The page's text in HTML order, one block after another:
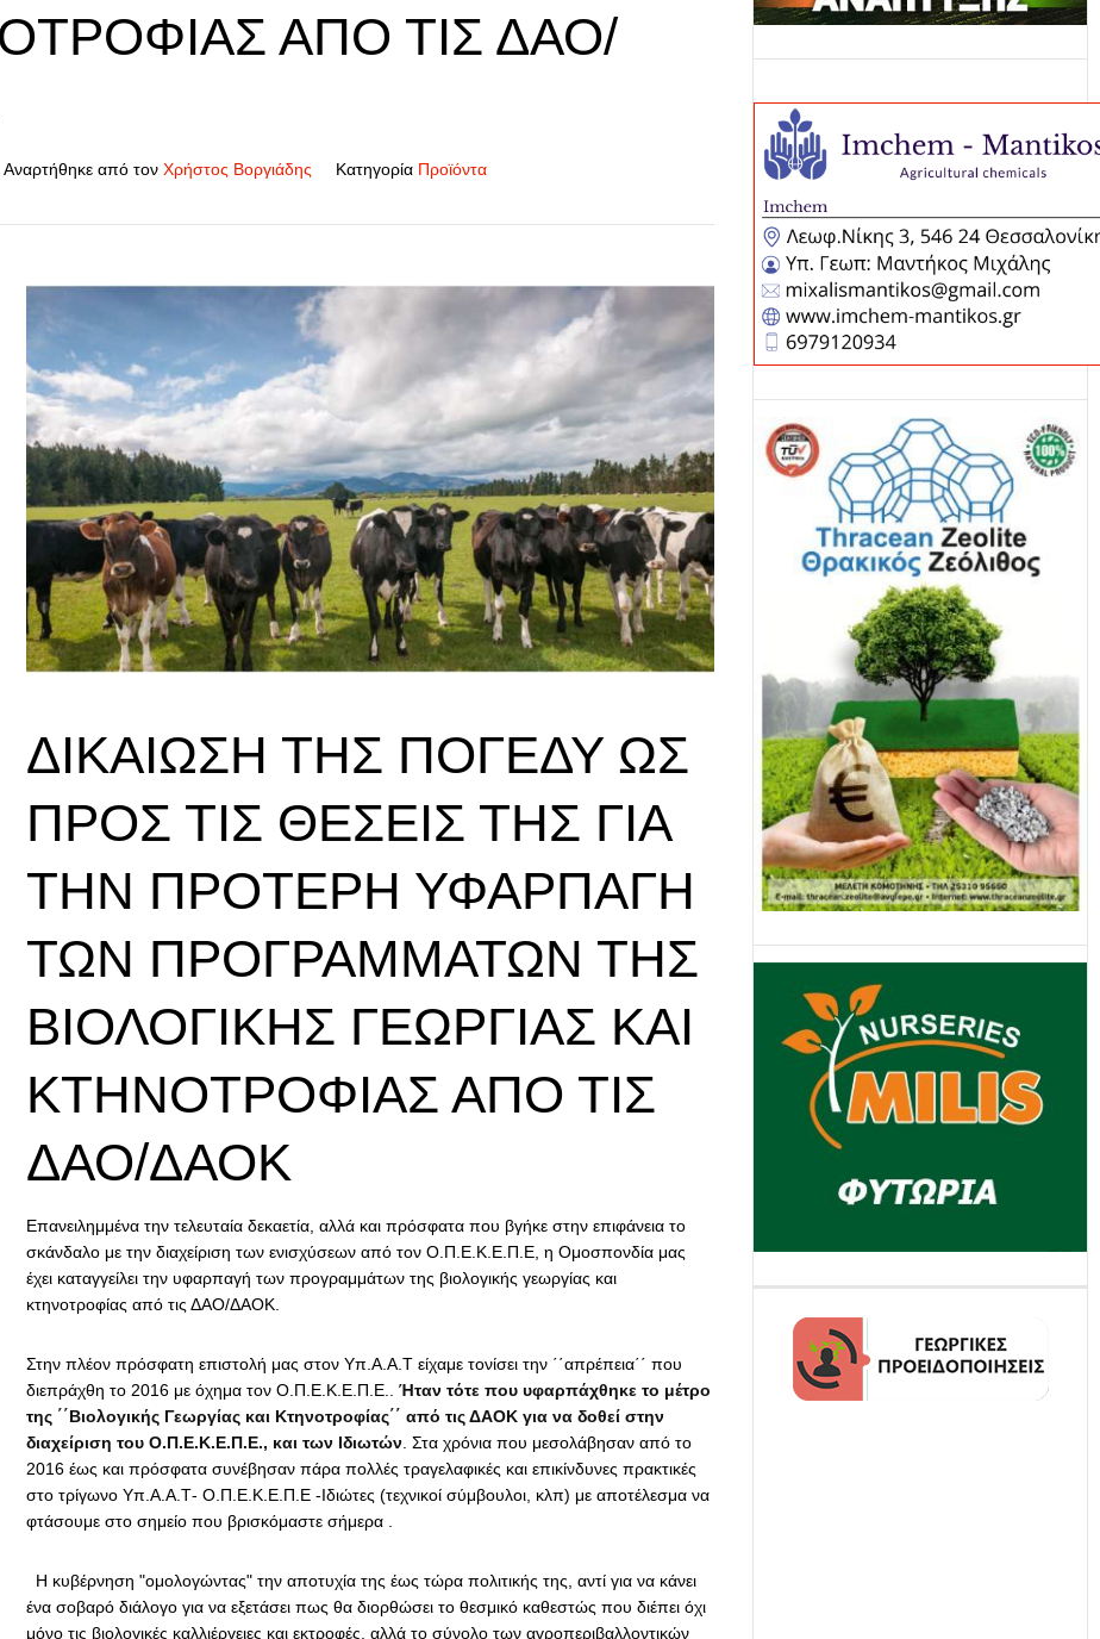
ΑΠΌ ΤΙΣ ΔΑΟ/
Αναρτήθηκε από τον Χρήστος Βοργιάδης Κατηγορία Προϊόντα
ΔΙΚΑΊΩΣΗ ΤΗΣ ΠΟΓΕΔΥ ΩΣ
ΠΡΟΣ ΤΙΣ ΘΈΣΕΙΣ ΤΗΣ ΓΙΑ
ΤΗΝ ΠΡΌΤΕΡΗ ΥΦΑΡΠΑΓΉ
ΤΩΝ ΠΡΟΓΡΑΜΜΆΤΩΝ ΤΗΣ
ΒΙΟΛΟΓΙΚΉΣ ΓΕΩΡΓΊΑΣ ΚΑΙ
ΚΤΗΝΟΤΡΟΦΊΑΣ ΑΠΌ ΤΙΣ
ΔΑΟ/ΔΑΟΚ
Επανειλημμένα την τελευταία δεκαετία, αλλά και πρόσφατα που βγήκε στην επιφάνεια το
σκάνδαλο με την διαχείριση των ενισχύσεων από τον Ο.Π.Ε.Κ.Ε.Π.Ε, η Ομοσπονδία μας
έχει καταγγείλει την υφαρπαγή των προγραμμάτων της βιολογικής γεωργίας και
κτηνοτροφίας από τις ΔΑΟ/ΔΑΟΚ.
Στην πλέον πρόσφατη επιστολή μας στον Υπ.Α.Α.Τ είχαμε τονίσει την ΄΄απρέπεια΄΄ που
διεπράχθη το 2016 με όχημα τον Ο.Π.Ε.Κ.Ε.Π.Ε.. Ήταν τότε που υφαρπάχθηκε το μέτρο
της ΄΄Βιολογικής Γεωργίας και Κτηνοτροφίας΄΄ από τις ΔΑΟΚ για να δοθεί στην
διαχείριση του Ο.Π.Ε.Κ.Ε.Π.Ε., και των Ιδιωτών. Στα χρόνια που μεσολάβησαν από το
2016 έως και πρόσφατα συνέβησαν πάρα πολλές τραγελαφικές και επικίνδυνες πρακτικές
στο τρίγωνο Υπ.Α.Α.Τ- Ο.Π.Ε.Κ.Ε.Π.Ε -Ιδιώτες (τεχνικοί σύμβουλοι, κλπ) με αποτέλεσμα να
φτάσουμε στο σημείο που βρισκόμαστε σήμερα .
Η κυβέρνηση "ομολογώντας" την αποτυχία της έως τώρα πολιτικής της, αντί για να κάνει
ένα σοβαρό διάλογο για να εξετάσει πως θα διορθώσει το θεσμικό καθεστώς που διέπει όχι
μόνο τις βιολογικές καλλιέργειες και εκτροφές, αλλά το σύνολο των αγροπεριβαλλοντικών